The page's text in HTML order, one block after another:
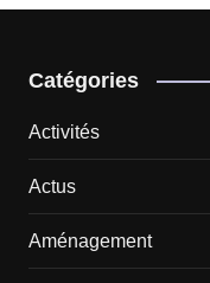
Catégories
Activités
Actus
Aménagement